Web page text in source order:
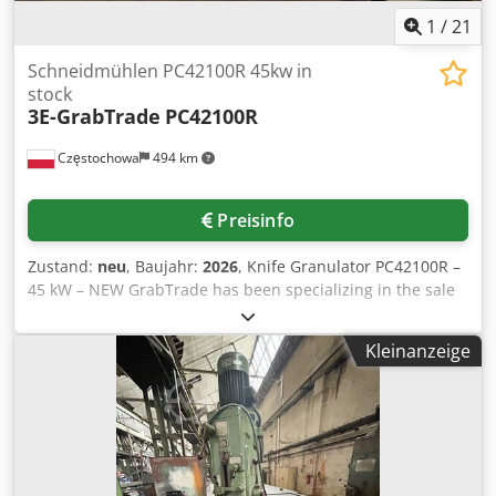
1 /21
Częstochowa 494 km
Schneidmühlen PC42100R 45kw in
stock
3E-GrabTrade PC42100R
Preisinfo
Zustand: neu, Baujahr: 2026, Knife Granulator PC42100R –
45 kW – NEW GrabTrade has been specializing in the sale
of machinery and complete technological solutions for the
recycling industry for many years. We are the official
representative of 3E Machinery in Poland. We offer new
and used shredders, knife granulators and complete
recycling systems. We offer a new industrial knife
granulator 3E Machinery PC42100R, equipped with a
powerful 45 kW main motor and a 1,000 mm wide rotor.
The PC42100R is designed for efficient size reduction and
Kleinanzeige